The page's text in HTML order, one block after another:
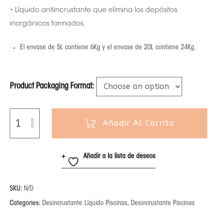
• Líquido antiincrustante que elimina los depósitos
inorgánicos formados.
El envase de 5L contiene 6Kg y el envase de 20L contiene 24Kg.
Product Packaging Format
Añadir Al Carrito
Añadir a la lista de deseos
SKU: N/D
Categories: Desincrustante Líquido Piscinas, Desincrustante Piscinas